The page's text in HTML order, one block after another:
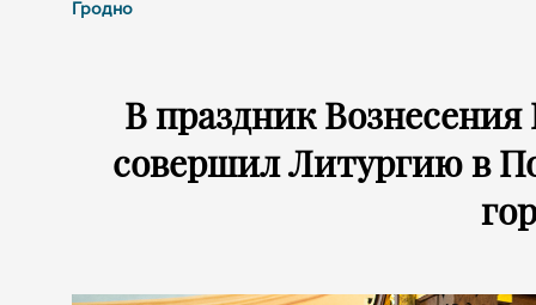
Гродно
В праздник
совершил Литургию в